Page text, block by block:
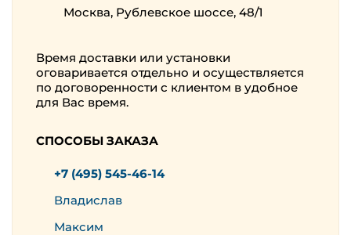
Москва, Рублевское шоссе, 48/1
Время доставки или установки
оговаривается отдельно и осуществляется
по договоренности с клиентом в удобное
для Вас время.
СПОСОБЫ ЗАКАЗА
+7 (495) 545-46-14
Владислав
Максим